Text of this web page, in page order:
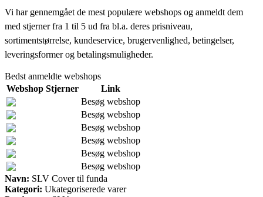
Vi har gennemgået de mest populære webshops og anmeldt dem
med stjerner fra 1 til 5 ud fra bl.a. deres prisniveau,
sortimentstørrelse, kundeservice, brugervenlighed, betingelser,
leveringsformer og betalingsmuligheder.
Bedst anmeldte webshops
Webshop Stjerner
Link
Besøg webshop
Besøg webshop
Besøg webshop
Besøg webshop
Besøg webshop
Besøg webshop
Navn: SLV Cover til funda
Kategori: Ukategoriserede varer